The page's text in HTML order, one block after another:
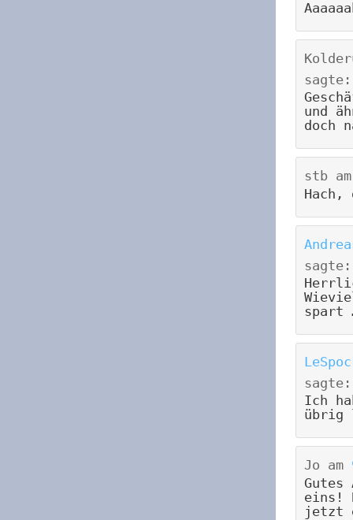
sagte:
und
doch
stb
sagte:
spart
sagte:
Ich
übrig
Jo am
eins!
jetzt